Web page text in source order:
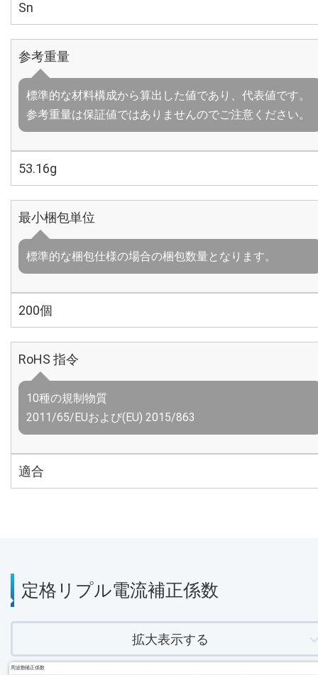
Sn
参考重量
標準的な材料構成から算出した値であり、代表値です。
参考重量は保証値ではありませんのでご注意ください。
53.16g
最小梱包単位
標準的な梱包仕様の場合の梱包数量となります。
200個
RoHS 指令
10種の規制物質
2011/65/EUおよび(EU) 2015/863
適合
定格リプル電流補正係数
拡大表示する
周波数補正係数